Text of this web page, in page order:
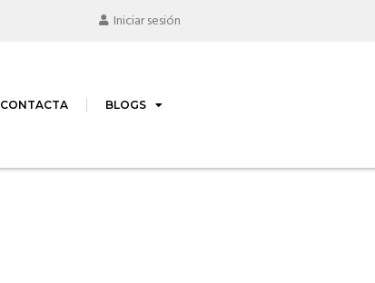
Iniciar sesión
CONTACTA BLOGS